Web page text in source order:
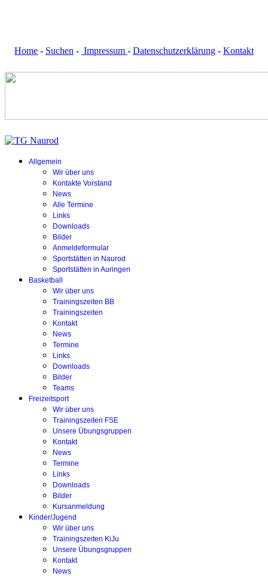
Home - Suchen - Impressum - Datenschutzerklärung - Kontakt
Allgemein
Wir über uns
Kontakte Vorstand
News
Alle Termine
Links
Downloads
Bilder
Anmeldeformular
Sportstätten in Naurod
Sportstätten in Auringen
Basketball
Wir über uns
Trainingszeiten BB
Trainingszeiten
Kontakt
News
Termine
Links
Downloads
Bilder
Teams
Freizeitsport
Wir über uns
Trainingszeiten FSE
Unsere Übungsgruppen
Kontakt
News
Termine
Links
Downloads
Bilder
Kursanmeldung
Kinder/Jugend
Wir über uns
Trainingszeiten KiJu
Unsere Übungsgruppen
Kontakt
News